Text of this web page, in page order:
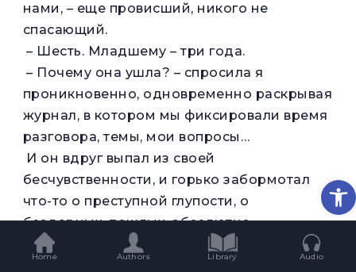
нами, – еще провисший, никого не
спасающий.
– Шесть. Младшему – три года.
– Почему она ушла? – спросила я
проникновенно, одновременно раскрывая
журнал, в котором мы фиксировали время
разговора, темы, мои вопросы…
И он вдруг выпал из своей
бесчувственности, и горько забормотал
что-то о преступной глупости, о
бездарных, пошлых, абсолютно
ничтожных обстоятельствах…
– Понятно, – сказала я спокойным,
Home Authors Library Audio